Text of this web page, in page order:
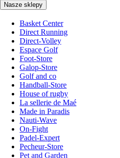
Nasze sklepy
Basket Center
Direct Running
Direct-Volley
Espace Golf
Foot-Store
Galop-Store
Golf and co
Handball-Store
House of rugby
La sellerie de Maé
Made in Paradis
Nauti-Wave
On-Fight
Padel-Expert
Pecheur-Store
Pet and Garden